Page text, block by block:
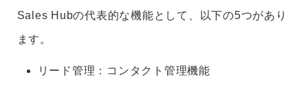
Sales Hubの代表的な機能として、以下の5つがあり
ます。
リード管理：コンタクト管理機能